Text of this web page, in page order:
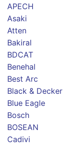
APECH
Asaki
Atten
Bakiral
BDCAT
Benehal
Best Arc
Black & Decker
Blue Eagle
Bosch
BOSEAN
Cadivi